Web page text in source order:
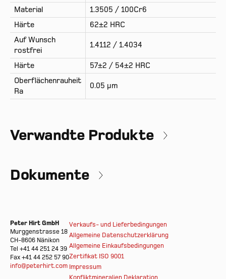
Material
1.3505 / 100Cr6
Härte
62±2 HRC
Auf Wunsch
rostfrei
1.4112 / 1.4034
Härte
57±2 / 54±2 HRC
Oberflächenrauheit
Ra
0.05 µm
Verwandte Produkte
Dokumente
Peter Hirt GmbH
Murggenstrasse 18
CH-8606 Nänikon
Tel +41 44 251 24 39
Fax +41 44 252 57 90
info@peterhirt.com
Verkaufs- und Lieferbedingungen
Allgemeine Datenschutzerklärung
Allgemeine Einkaufsbedingungen
Zertifikat ISO 9001
Impressum